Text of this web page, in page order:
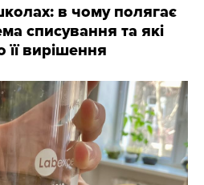
в чому полягає
списування та які
її вирішення